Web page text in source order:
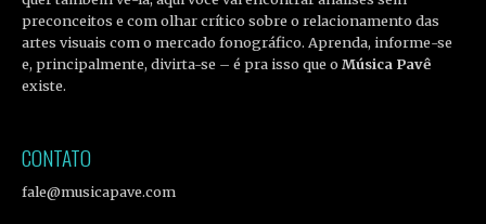
preconceitos e com olhar crítico sobre o relacionamento das
artes visuais com o mercado fonográfico. Aprenda, informe-se
e, principalmente, divirta-se – é pra isso que oMúsica Pavê
existe.
CONTATO
fale@musicapave.com